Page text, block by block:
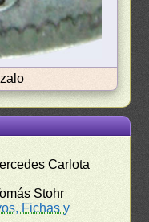
Carlota
Stohr
Fichas y